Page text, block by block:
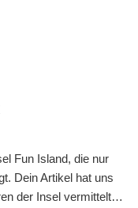
Fun Island, die nur
Dein Artikel hat uns
der Insel vermittelt…